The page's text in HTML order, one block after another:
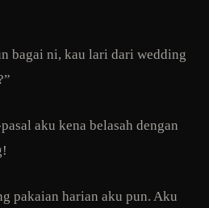
bagai ni, kau lari dari wedding
aku kena belasah dengan
pakaian harian aku pun. Aku